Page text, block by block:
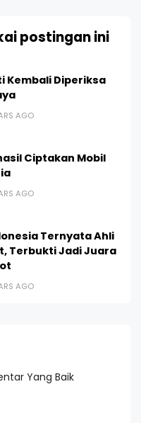
postingan ini
Kembali Diperiksa
AGO
Ciptakan Mobil
AGO
Ternyata Ahli
Terbukti Jadi Juara
AGO
Yang Baik